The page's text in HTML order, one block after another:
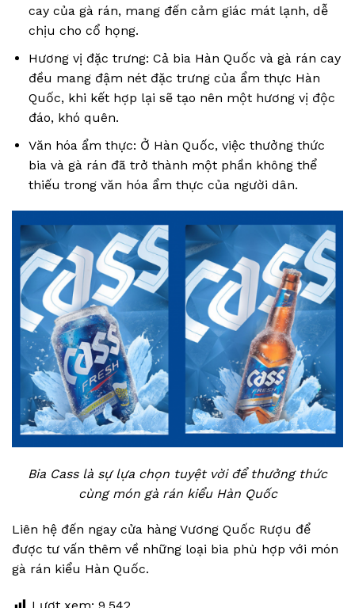
cay của gà rán, mang đến cảm giác mát lạnh, dễ
chịu cho cổ họng.
Hương vị đặc trưng: Cả bia Hàn Quốc và gà rán cay
đều mang đậm nét đặc trưng của ẩm thực Hàn
Quốc, khi kết hợp lại sẽ tạo nên một hương vị độc
đáo, khó quên.
Văn hóa ẩm thực: Ở Hàn Quốc, việc thưởng thức
bia và gà rán đã trở thành một phần không thể
thiếu trong văn hóa ẩm thực của người dân.
Bia Cass là sự lựa chọn tuyệt vời để thưởng thức
cùng món gà rán kiểu Hàn Quốc
Liên hệ đến ngay cửa hàng Vương Quốc Rượu để
được tư vấn thêm về những loại bia phù hợp với món
gà rán kiểu Hàn Quốc.